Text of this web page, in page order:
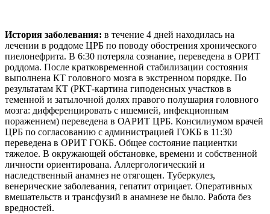
История заболевания: в течение 4 дней находилась на
лечении в роддоме ЦРБ по поводу обострения хронического
пиелонефрита. В 6:30 потеряла сознание, переведена в ОРИТ
роддома. После кратковременной стабилизации состояния
выполнена КТ головного мозга в экстренном порядке. По
результатам КТ (РКТ-картина гиподенсных участков в
теменной и затылочной долях правого полушария головного
мозга: дифференцировать с ишемией, инфекционным
поражением) переведена в ОАРИТ ЦРБ. Консилиумом врачей
ЦРБ по согласованию с администрацией ГОКБ в 11:30
переведена в ОРИТ ГОКБ. Общее состояние пациентки
тяжелое. В окружающей обстановке, времени и собственной
личности ориентирована. Аллергологический и
наследственный анамнез не отягощен. Туберкулез,
венерические заболевания, гепатит отрицает. Оперативных
вмешательств и трансфузий в анамнезе не было. Работа без
вредностей.